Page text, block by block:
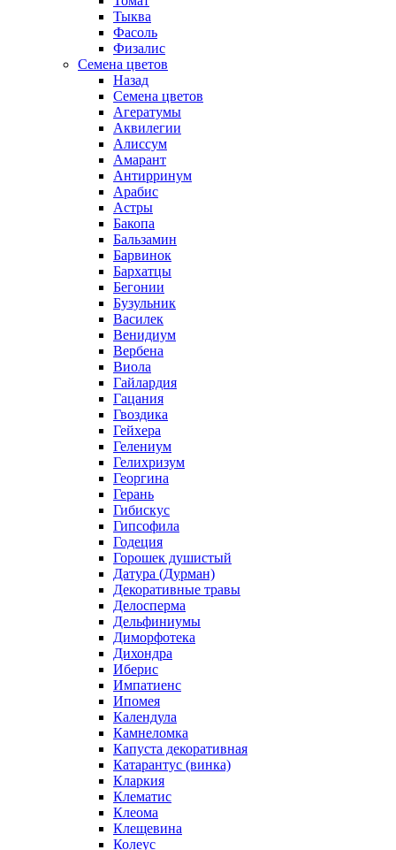
Тыква
Фасоль
Физалис
Семена цветов
Назад
Семена цветов
Агератумы
Аквилегии
Алиссум
Амарант
Антирринум
Арабис
Астры
Бакопа
Бальзамин
Барвинок
Бархатцы
Бегонии
Бузульник
Василек
Венидиум
Вербена
Виола
Гайлардия
Гацания
Гвоздика
Гейхера
Гелениум
Гелихризум
Георгина
Герань
Гибискус
Гипсофила
Годеция
Горошек душистый
Датура (Дурман)
Декоративные травы
Делосперма
Дельфиниумы
Диморфотека
Дихондра
Иберис
Импатиенс
Ипомея
Календула
Камнеломка
Капуста декоративная
Катарантус (винка)
Кларкия
Клематис
Клеома
Клещевина
Колеус